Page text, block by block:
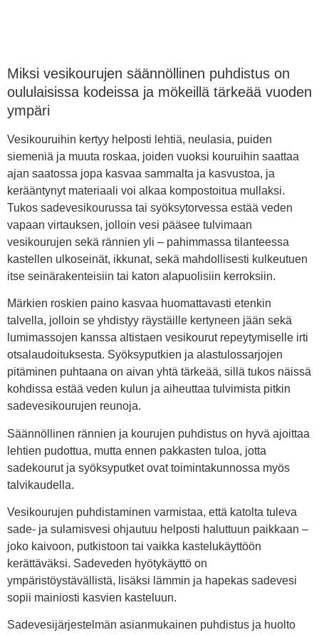
Miksi vesikourujen säännöllinen puhdistus on
oululaisissa kodeissa ja mökeillä tärkeää vuoden
ympäri
Vesikouruihin kertyy helposti lehtiä, neulasia, puiden
siemeniä ja muuta roskaa, joiden vuoksi kouruihin saattaa
ajan saatossa jopa kasvaa sammalta ja kasvustoa, ja
kerääntynyt materiaali voi alkaa kompostoitua mullaksi.
Tukos sadevesikourussa tai syöksytorvessa estää veden
vapaan virtauksen, jolloin vesi pääsee tulvimaan
vesikourujen sekä rännien yli – pahimmassa tilanteessa
kastellen ulkoseinät, ikkunat, sekä mahdollisesti kulkeutuen
itse seinärakenteisiin tai katon alapuolisiin kerroksiin.
Märkien roskien paino kasvaa huomattavasti etenkin
talvella, jolloin se yhdistyy räystäille kertyneen jään sekä
lumimassojen kanssa altistaen vesikourut repeytymiselle irti
otsalaudoituksesta. Syöksyputkien ja alastulossarjojen
pitäminen puhtaana on aivan yhtä tärkeää, sillä tukos näissä
kohdissa estää veden kulun ja aiheuttaa tulvimista pitkin
sadevesikourujen reunoja.
Säännöllinen rännien ja kourujen puhdistus on hyvä ajoittaa
lehtien pudottua, mutta ennen pakkasten tuloa, jotta
sadekourut ja syöksyputket ovat toimintakunnossa myös
talvikaudella.
Vesikourujen puhdistaminen varmistaa, että katolta tuleva
sade- ja sulamisvesi ohjautuu helposti haluttuun paikkaan –
joko kaivoon, putkistoon tai vaikka kastelukäyttöön
kerättäväksi. Sadeveden hyötykäyttö on
ympäristöystävällistä, lisäksi lämmin ja hapekas sadevesi
sopii mainiosti kasvien kasteluun.
Sadevesijärjestelmän asianmukainen puhdistus ja huolto